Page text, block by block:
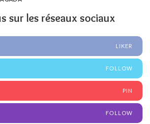
sur les réseaux sociaux
LIKER
FOLLOW
PIN
FOLLOW